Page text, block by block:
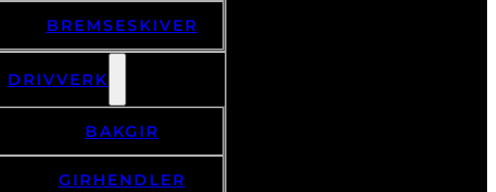
BREMSESKIVER
DRIVVERK
BAKGIR
GIRHENDLER